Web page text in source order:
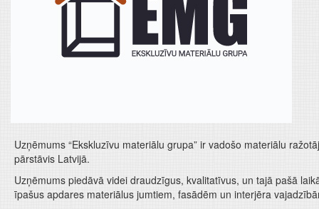
Uzņēmums “Ekskluzīvu materiālu grupa” ir vadošo materiālu
pārstāvis Latvijā.
Uzņēmums piedāvā videi draudzīgus, kvalitatīvus, un tajā pašā
īpašus apdares materiālus jumtiem, fasādēm un interjēra